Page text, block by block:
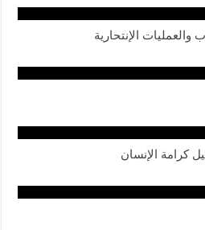
الإنتحارية
الإنسان